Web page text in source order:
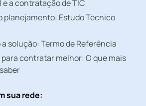
e a contratação de TIC
planejamento: Estudo Técnico
solução: Termo de Referência
contratar melhor: O que mais
sua rede: